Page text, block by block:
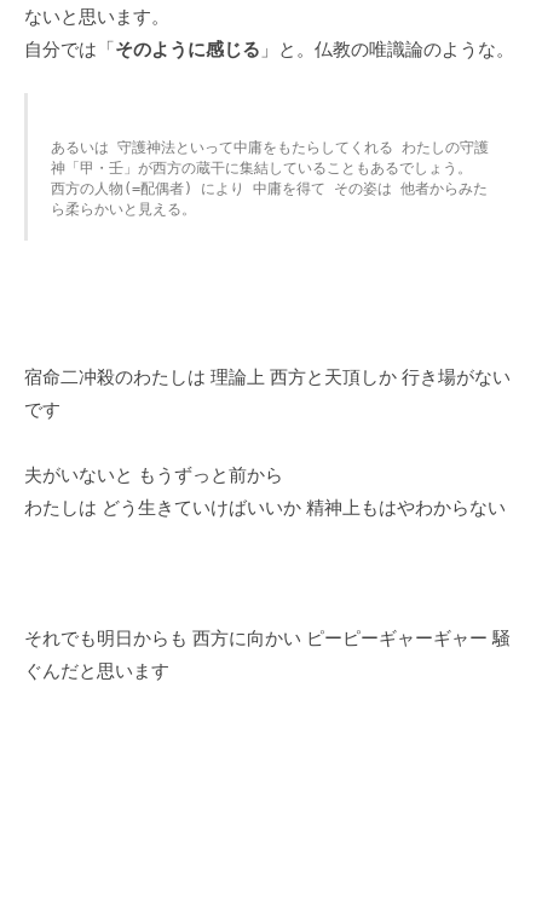
ないと思います。
自分では「そのように感じる 」と。仏教の唯識論のような。
あるいは 守護神法といって中庸をもたらしてくれる わたしの守護
神「甲・壬」が西方の蔵干に集結していることもあるでしょう。
西方の人物(=配偶者) により 中庸を得て その姿は 他者からみた
ら柔らかいと見える。
宿命二冲殺のわたしは 理論上 西方と天頂しか 行き場がない
です
夫がいないと もうずっと前から
わたしは どう生きていけばいいか 精神上もはやわからない
それでも明日からも 西方に向かい ピーピーギャーギャー 騒
ぐんだと思います